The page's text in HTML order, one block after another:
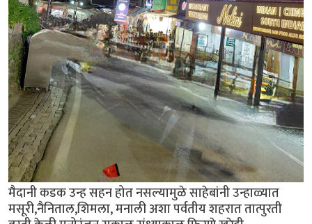
मैदानी कडक उन्ह सहन होत नसल्यामुळे साहेबांनी उन्हाळ्यात
मसूरी,नैनिताल,शिमला, मनाली अशा पर्वतीय शहरात तात्पुरती